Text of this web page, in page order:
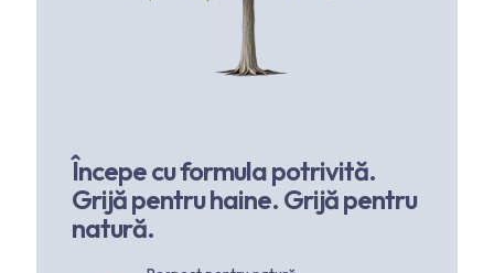
Începe cu formula potrivită.
Grijă pentru haine. Grijă pentru
natură.